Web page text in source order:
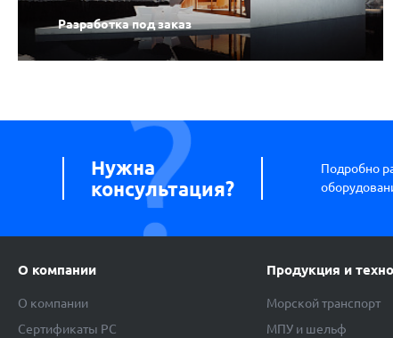
Разработка под заказ
Нужна
консультация?
Подробно
О компании
О компании
Сертификаты РС
Продукция и
Морской транспорт
МПУ и шельф